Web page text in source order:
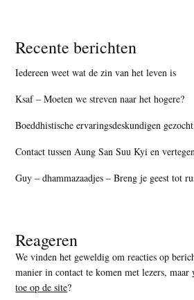
Recente berichten
Iedereen weet wat de zin van het leven is
Ksaf – Moeten we streven naar het hogere?
Boeddhistische ervaringsdeskundigen gezocht
Contact tussen Aung San Suu Kyi en
Guy – dhammazaadjes – Breng je geest tot
Reageren
We vinden het geweldig om reacties op
manier in contact te komen met lezers, maar
toe op de site?